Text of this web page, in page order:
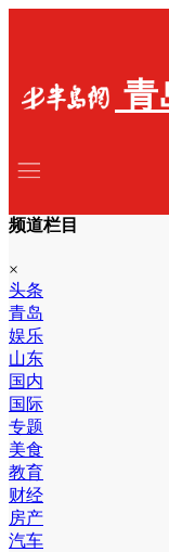
青
频道栏目
×
头条
青岛
娱乐
山东
国内
国际
专题
美食
教育
财经
房产
汽车